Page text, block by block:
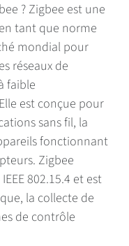
? Zigbee est une
tant que norme
mondial pour
réseaux de
faible
est conçue pour
sans fil, la
fonctionnant
Zigbee
802.15.4 et est
la collecte de
de contrôle